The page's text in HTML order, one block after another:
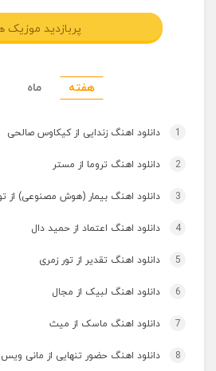
پربازدید موزیک
هفته ماه
1 دانلود اهنگ زندایی از کیکاوس صالحی
2 دانلود اهنگ تروما از مستر
3 دانلود اهنگ بیمار (هوش مصنوعی) از
4 دانلود اهنگ اعتماد از حمید دال
5 دانلود اهنگ تقدیر از تور زمری
6 دانلود اهنگ لبیک از مجال
7 دانلود اهنگ ماسک از میث
8 دانلود اهنگ حضور تنهایی از مانی ویس